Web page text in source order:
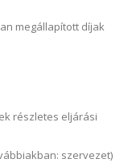
megállapított díjak
részletes eljárási
szervezet)